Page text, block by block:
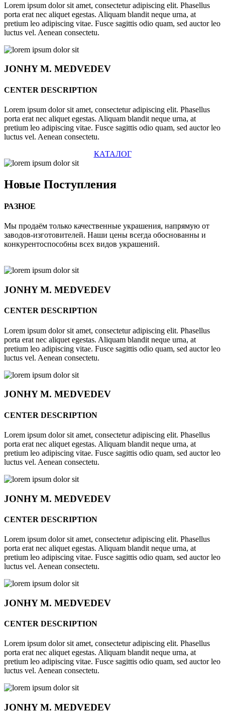
Lorem ipsum dolor sit amet, consectetur adipiscing elit. Phasellus
porta erat nec aliquet egestas. Aliquam blandit neque urna, at
pretium leo adipiscing vitae. Fusce sagittis odio quam, sed auctor leo
luctus vel. Aenean consectetu.
JONHYM. MEDVEDEV
CENTER DESCRIPTION
Lorem ipsum dolor sit amet, consectetur adipiscing elit. Phasellus
porta erat nec aliquet egestas. Aliquam blandit neque urna, at
pretium leo adipiscing vitae. Fusce sagittis odio quam, sed auctor leo
luctus vel. Aenean consectetu.
КАТАЛОГ
Новые Поступления
РАЗНОЕ
Мы продаём только качественные украшения, напрямую от
заводов-изготовителей. Наши цены всегда обоснованны и
конкурентоспособны всех видов украшений.
JONHYM. MEDVEDEV
CENTER DESCRIPTION
Lorem ipsum dolor sit amet, consectetur adipiscing elit. Phasellus
porta erat nec aliquet egestas. Aliquam blandit neque urna, at
pretium leo adipiscing vitae. Fusce sagittis odio quam, sed auctor leo
luctus vel. Aenean consectetu.
JONHYM. MEDVEDEV
CENTER DESCRIPTION
Lorem ipsum dolor sit amet, consectetur adipiscing elit. Phasellus
porta erat nec aliquet egestas. Aliquam blandit neque urna, at
pretium leo adipiscing vitae. Fusce sagittis odio quam, sed auctor leo
luctus vel. Aenean consectetu.
JONHYM. MEDVEDEV
CENTER DESCRIPTION
Lorem ipsum dolor sit amet, consectetur adipiscing elit. Phasellus
porta erat nec aliquet egestas. Aliquam blandit neque urna, at
pretium leo adipiscing vitae. Fusce sagittis odio quam, sed auctor leo
luctus vel. Aenean consectetu.
JONHYM. MEDVEDEV
CENTER DESCRIPTION
Lorem ipsum dolor sit amet, consectetur adipiscing elit. Phasellus
porta erat nec aliquet egestas. Aliquam blandit neque urna, at
pretium leo adipiscing vitae. Fusce sagittis odio quam, sed auctor leo
luctus vel. Aenean consectetu.
JONHYM. MEDVEDEV